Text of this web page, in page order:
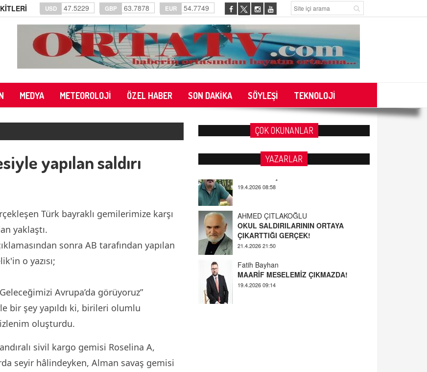
USD 47.5229 GBP 63.7878 EUR 54.7749
MEDYA METEOROLOJİ ÖZEL HABER SON DAKİKA SÖYLEŞİ TEKNOLOJİ
yapılan saldırı
Türk bayraklı gemilerimize karşı
yaklaştı.
sonra AB tarafından yapılan
o yazısı;
Avrupa’da görüyoruz”
bir şey yapıldı ki, birileri olumlu
oluşturdu.
sivil kargo gemisi Roselina A,
seyir hâlindeyken, Alman savaş gemisi
ÇOK OKUNANLAR
YAZARLAR
AHMED ÇITLAKOĞLU
21.4.2026 21:50
Fatih Bayhan
MAARİF MESELEMİZ ÇIKMAZDA!
YUSUF YAVUZYILMAZ